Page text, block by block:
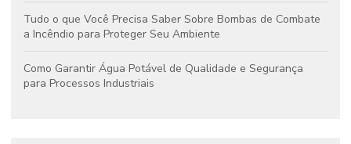
Tudo o que Você Precisa Saber Sobre Bombas de Combate
a Incêndio para Proteger Seu Ambiente
Como Garantir Água Potável de Qualidade e Segurança
para Processos Industriais